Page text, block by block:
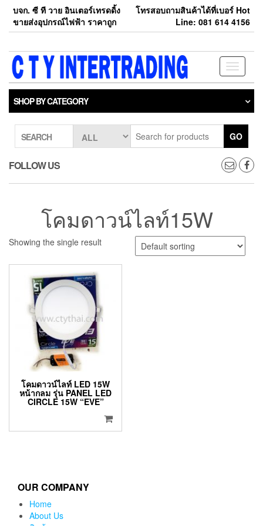
Skip
the
บจก. ซี ที วาย อินเตอร์เทรดดิ้ง
ขายส่งอุปกรณ์ไฟฟ้า ราคาถูก
โทรสอบถามสินค้าได้ที่เบอร์ Hot
Line: 081 614 4156
Toggle
SHOP BY CATEGORY
SEARCH GO
FOLLOW US
โคมดาวน์ไลท์15W
Showing the single result
โคมดาวน์ไลท์ LED 15W
หน้ากลม รุ่น PANEL LED
CIRCLE 15W “EVE”
OUR COMPANY
Home
About Us